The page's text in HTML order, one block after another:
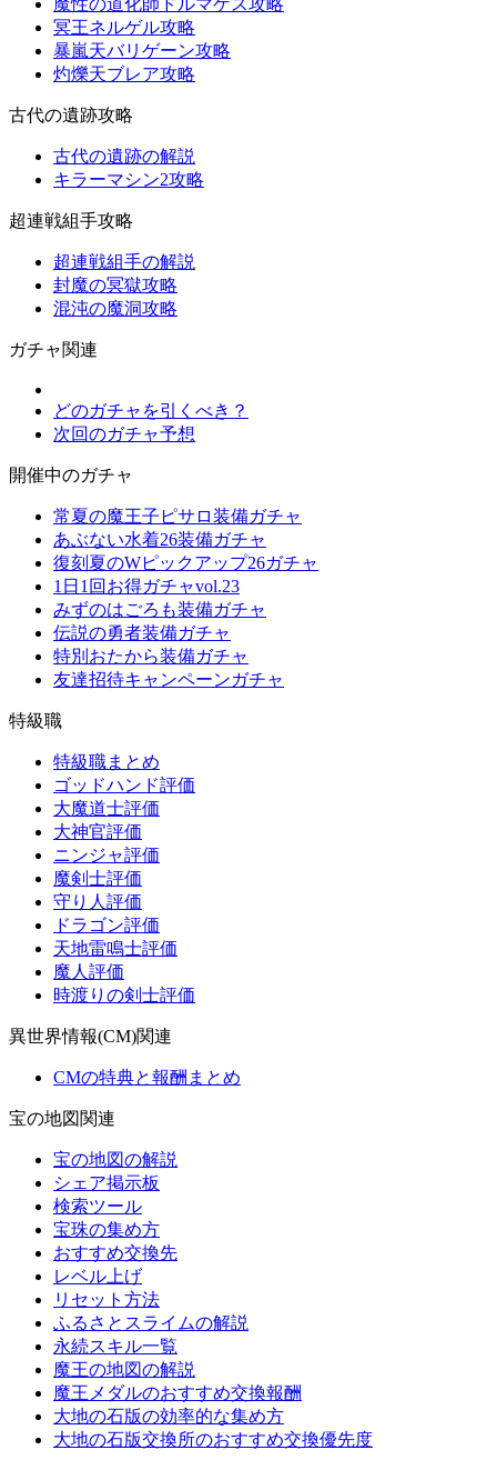
魔性の道化師ドルマゲス攻略
冥王ネルゲル攻略
暴嵐天バリゲーン攻略
灼爍天ブレア攻略
古代の遺跡攻略
古代の遺跡の解説
キラーマシン2攻略
超連戦組手攻略
超連戦組手の解説
封魔の冥獄攻略
混沌の魔洞攻略
ガチャ関連
どのガチャを引くべき？
次回のガチャ予想
開催中のガチャ
常夏の魔王子ピサロ装備ガチャ
あぶない水着26装備ガチャ
復刻夏のWピックアップ26ガチャ
1日1回お得ガチャvol.23
みずのはごろも装備ガチャ
伝説の勇者装備ガチャ
特別おたから装備ガチャ
友達招待キャンペーンガチャ
特級職
特級職まとめ
ゴッドハンド評価
大魔道士評価
大神官評価
ニンジャ評価
魔剣士評価
守り人評価
ドラゴン評価
天地雷鳴士評価
魔人評価
時渡りの剣士評価
異世界情報(CM)関連
CMの特典と報酬まとめ
宝の地図関連
宝の地図の解説
シェア掲示板
検索ツール
宝珠の集め方
おすすめ交換先
レベル上げ
リセット方法
ふるさとスライムの解説
永続スキル一覧
魔王の地図の解説
魔王メダルのおすすめ交換報酬
大地の石版の効率的な集め方
大地の石版交換所のおすすめ交換優先度